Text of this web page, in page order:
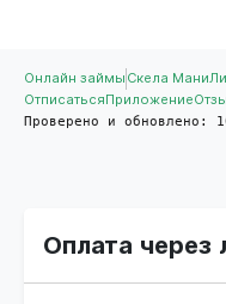
Онлайн займы Скела Мани
Отписаться Приложение
Проверено и обновлено:
Оплата через